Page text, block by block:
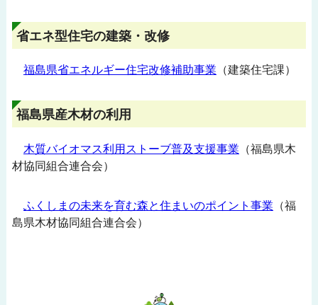
省エネ型住宅の建築・改修
福島県省エネルギー住宅改修補助事業 （建築住宅課）
福島県産木材の利用
木質バイオマス利用ストーブ普及支援事業 （福島県木
材協同組合連合会）
ふくしまの未来を育む森と住まいのポイント事業 （福
島県木材協同組合連合会）